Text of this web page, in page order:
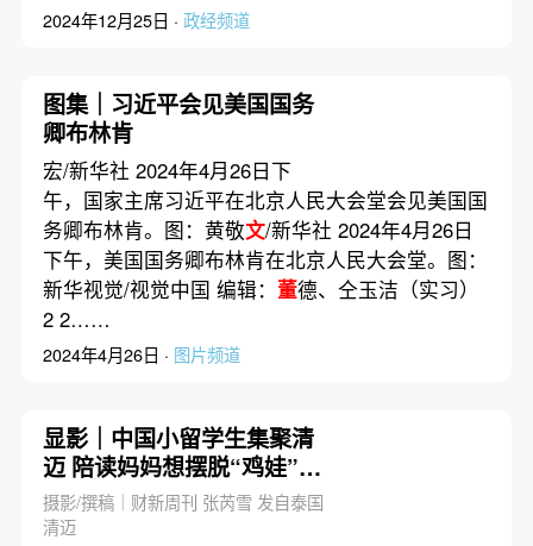
2024年12月25日 · 政经频道
图集｜习近平会见美国国务
卿布林肯
宏/新华社 2024年4月26日下
午，国家主席习近平在北京人民大会堂会见美国国
务卿布林肯。图：黄敬文/新华社 2024年4月26日
下午，美国国务卿布林肯在北京人民大会堂。图：
新华视觉/视觉中国 编辑： 董德、仝玉洁（实习）
2 2……
2024年4月26日 · 图片频道
显影｜中国小留学生集聚清
迈 陪读妈妈想摆脱“鸡娃”却
非一劳永逸
摄影/撰稿｜财新周刊 张芮雪 发自泰国
清迈